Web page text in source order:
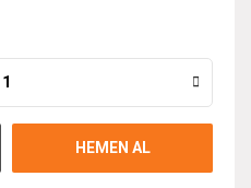
HEMEN AL